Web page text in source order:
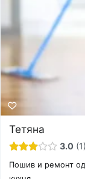
Тетяна
3.0 1
Пошив и ремонт